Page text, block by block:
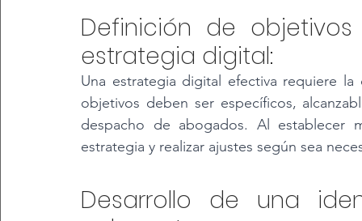
Definición de
estrategia digital:
Una estrategia digital efectiva requiere
objetivos deben ser específicos,
despacho de abogados. Al establecer
estrategia y realizar ajustes según sea
Desarrollo de una